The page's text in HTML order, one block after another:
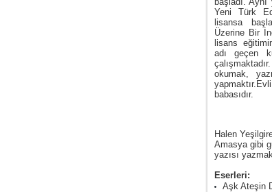
Yeni Türk
lisansa
Üzerine Bir
lisans
adı geçen
okumak,
babasıdır.
Halen
Amasya gibi
yazısı
Eserleri:
Aşk Ateşin